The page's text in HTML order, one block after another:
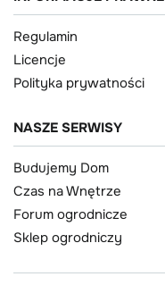
Regulamin
Licencje
Polityka prywatności
NASZE SERWISY
Budujemy Dom
Czas na Wnętrze
Forum ogrodnicze
Sklep ogrodniczy